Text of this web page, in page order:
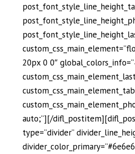
20px 0 0″
auto;”][/
type=”divider”